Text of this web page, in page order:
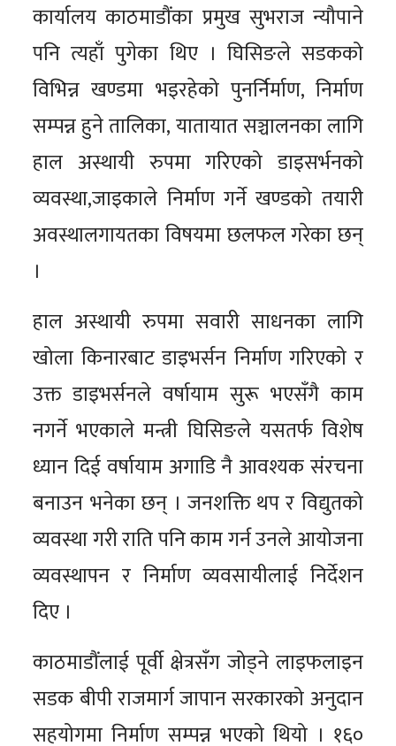
कार्यालय काठमाडौंका प्रमुख सुभराज न्यौपाने
पनि त्यहाँ पुगेका थिए । घिसिङले सडकको
विभिन्न खण्डमा भइरहेको पुनर्निर्माण, निर्माण
सम्पन्न हुने तालिका, यातायात सञ्चालनका लागि
हाल अस्थायी रुपमा गरिएको डाइसर्भनको
व्यवस्था,जाइकाले निर्माण गर्ने खण्डको तयारी
अवस्थालगायतका विषयमा छलफल गरेका छन्
।
हाल अस्थायी रुपमा सवारी साधनका लागि
खोला किनारबाट डाइभर्सन निर्माण गरिएको र
उक्त डाइभर्सनले वर्षायाम सुरू भएसँगै काम
नगर्ने भएकाले मन्त्री घिसिङले यसतर्फ विशेष
ध्यान दिई वर्षायाम अगाडि नै आवश्यक संरचना
बनाउन भनेका छन् । जनशक्ति थप र विद्युतको
व्यवस्था गरी राति पनि काम गर्न उनले आयोजना
व्यवस्थापन र निर्माण व्यवसायीलाई निर्देशन
दिए ।
काठमाडौंलाई पूर्वी क्षेत्रसँग जोड्ने लाइफलाइन
सडक बीपी राजमार्ग जापान सरकारको अनुदान
सहयोगमा निर्माण सम्पन्न भएको थियो । १६०